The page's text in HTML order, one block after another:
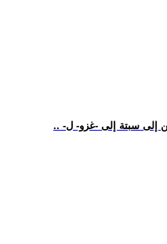
إلى سبتة إلى -غزو- ل